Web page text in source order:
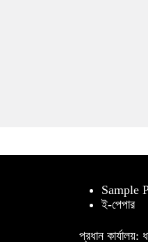
Sample
ই-পেপার
প্রধান কার্যালয়: